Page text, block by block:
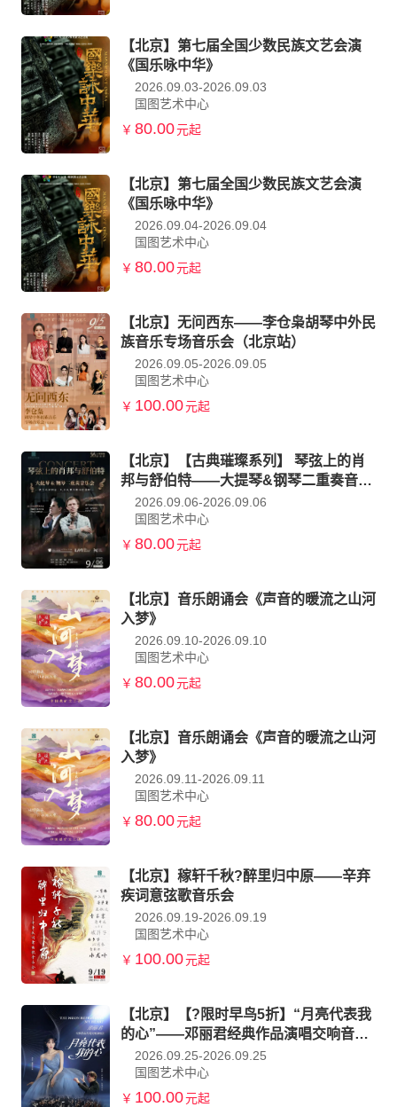
【北京】第七届全国少数民族文艺会演
《国乐咏中华》
2026.09.03-2026.09.03
国图艺术中心
￥ 80.00元起
【北京】第七届全国少数民族文艺会演
《国乐咏中华》
2026.09.04-2026.09.04
国图艺术中心
￥ 80.00元起
【北京】无问西东——李仓枭胡琴中外民
族音乐专场音乐会（北京站）
2026.09.05-2026.09.05
国图艺术中心
￥ 100.00元起
【北京】【古典璀璨系列】 琴弦上的肖
邦与舒伯特——大提琴&钢琴二重奏音乐
2026.09.06-2026.09.06
国图艺术中心
￥ 80.00元起
【北京】音乐朗诵会《声音的暖流之山河
入梦》
2026.09.10-2026.09.10
国图艺术中心
￥ 80.00元起
【北京】音乐朗诵会《声音的暖流之山河
入梦》
2026.09.11-2026.09.11
国图艺术中心
￥ 80.00元起
【北京】稼轩千秋?醉里归中原——辛弃
疾词意弦歌音乐会
2026.09.19-2026.09.19
国图艺术中心
￥ 100.00元起
【北京】【?限时早鸟5折】“月亮代表我
的心”——邓丽君经典作品演唱交响音乐
2026.09.25-2026.09.25
国图艺术中心
￥ 100.00元起